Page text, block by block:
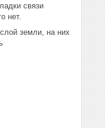
связи
нет.
земли, на них